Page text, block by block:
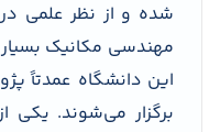
شده و از نظر علمی
مهندسی مکانیک
این دانشگاه عمدتاً
برگزار می‌شوند. یکی